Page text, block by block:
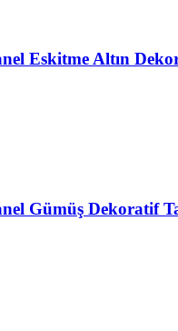
Eskitme Altın
Gümüş Dekoratif